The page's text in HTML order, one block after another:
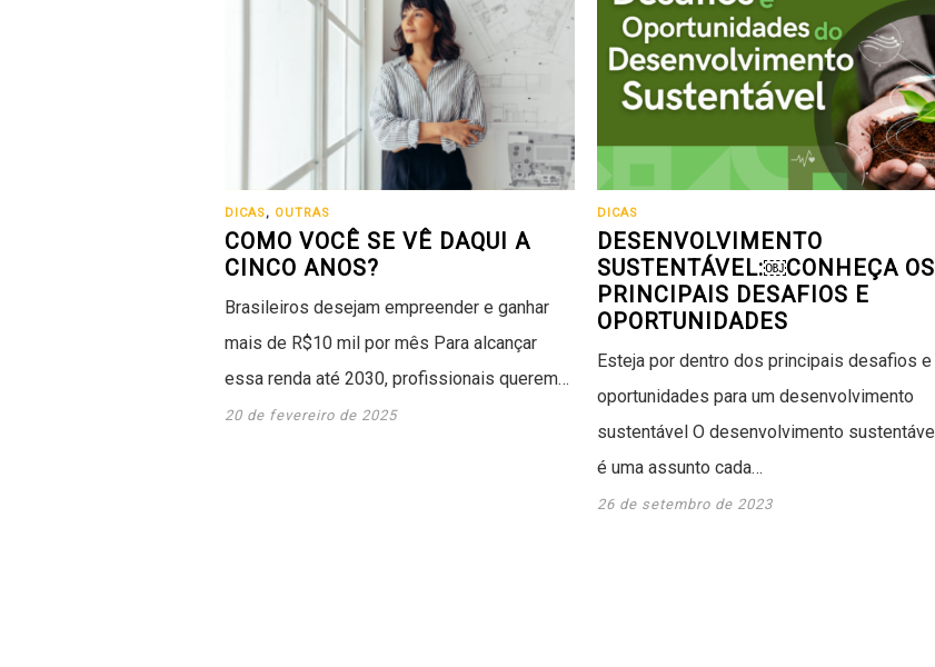
DICAS, OUTRAS
COMO VOCÊ SE VÊ DAQUI A
CINCO ANOS?
Brasileiros desejam empreender e ganhar
mais de R$10 mil por mês Para alcançar
essa renda até 2030, profissionais querem…
20 de fevereiro de 2025
DICAS
DESENVOLVIMENTO
SUSTENTÁVEL:￼CONHEÇA OS
PRINCIPAIS DESAFIOS E
OPORTUNIDADES
Esteja por dentro dos principais desafios e
oportunidades para um desenvolvimento
sustentável O desenvolvimento sustentável
é uma assunto cada…
26 de setembro de 2023